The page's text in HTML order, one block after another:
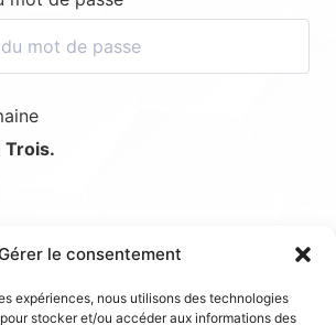
le consentement
expériences, nous utilisons des technologies
stocker et/ou accéder aux informations des
Trois.